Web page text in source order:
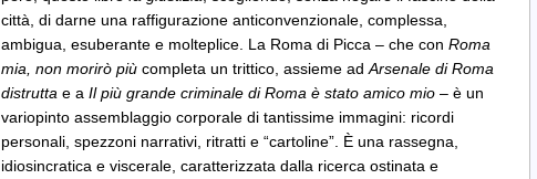
città, di darne una raffigurazione anticonvenzionale, complessa,
ambigua, esuberante e molteplice. La Roma di Picca – che con Roma
mia, non morirò piùcompleta un trittico, assieme ad Arsenale di Roma
distrutta e a Il più grande criminale di Roma è stato amico mio– è un
variopinto assemblaggio corporale di tantissime immagini: ricordi
personali, spezzoni narrativi, ritratti e “cartoline”. È una rassegna,
idiosincratica e viscerale, caratterizzata dalla ricerca ostinata e